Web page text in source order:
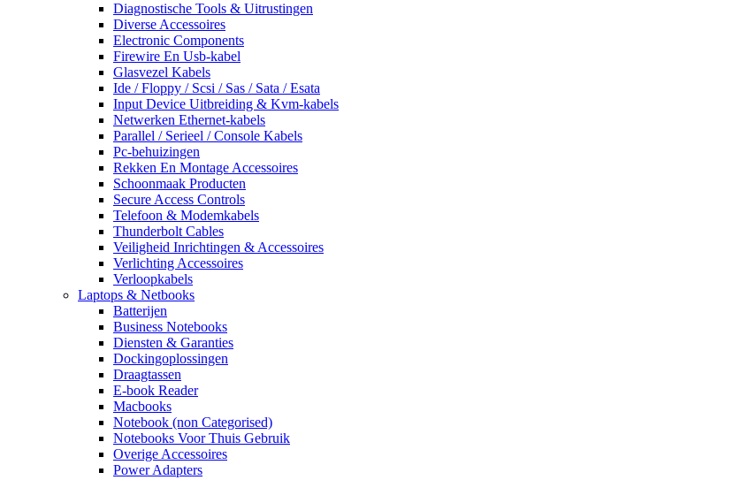
Diagnostische Tools & Uitrustingen
Diverse Accessoires
Electronic Components
Firewire En Usb-kabel
Glasvezel Kabels
Ide / Floppy / Scsi / Sas / Sata / Esata
Input Device Uitbreiding & Kvm-kabels
Netwerken Ethernet-kabels
Parallel / Serieel / Console Kabels
Pc-behuizingen
Rekken En Montage Accessoires
Schoonmaak Producten
Secure Access Controls
Telefoon & Modemkabels
Thunderbolt Cables
Veiligheid Inrichtingen & Accessoires
Verlichting Accessoires
Verloopkabels
Laptops & Netbooks
Batterijen
Business Notebooks
Diensten & Garanties
Dockingoplossingen
Draagtassen
E-book Reader
Macbooks
Notebook (non Categorised)
Notebooks Voor Thuis Gebruik
Overige Accessoires
Power Adapters